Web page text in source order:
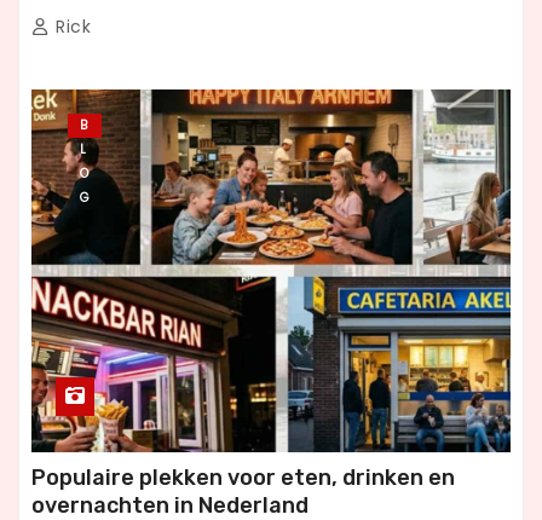
Rick
B
L
O
G
Populaire plekken voor eten, drinken en
overnachten in Nederland